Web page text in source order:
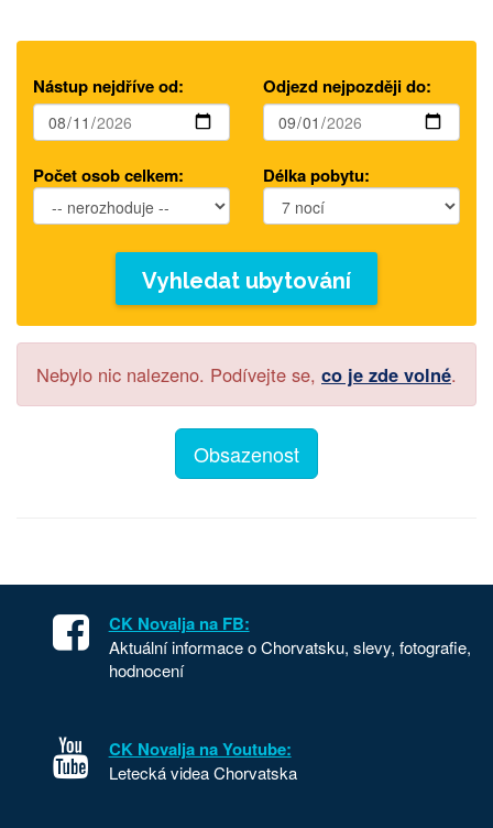
Nástup nejdříve od: Odjezd nejpozději do:
Počet osob celkem: Délka pobytu:
Vyhledat ubytování
Nebylo nic nalezeno. Podívejte se, co je zde volné.
Obsazenost
CK Novalja na FB:
Aktuální informace o Chorvatsku, slevy, fotografie,
hodnocení
CK Novalja na Youtube:
Letecká videa Chorvatska